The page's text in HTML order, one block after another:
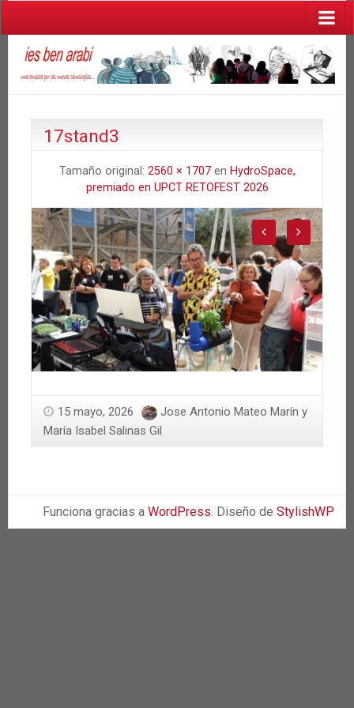
17stand3
Tamaño original: 2560 × 1707en HydroSpace,
premiado en UPCT RETOFEST 2026
15 mayo, 2026
Jose Antonio Mateo Marín y
María Isabel Salinas Gil
Funciona gracias a WordPress. Diseño de StylishWP